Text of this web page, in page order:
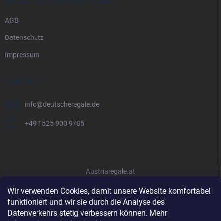
Wir verwenden Cookies, damit unsere Website komfortabel
funktioniert und wir sie durch die Analyse des
Datenverkehrs stetig verbessern können. Mehr
AGB
Datenschutz
Impressum
KONTAKT
info@deutscheregale.de
+49 1525 900 9785
Austriaregale.at